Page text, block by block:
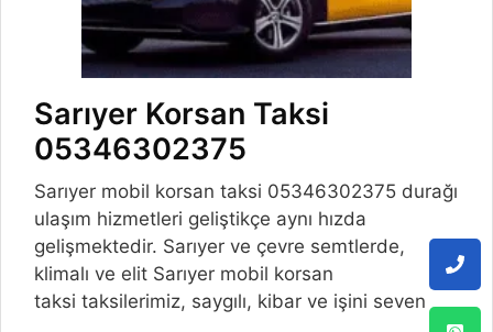
Sarıyer Korsan Taksi
05346302375
Sarıyer mobil korsan taksi 05346302375 durağı
ulaşım hizmetleri geliştikçe aynı hızda
gelişmektedir. Sarıyer ve çevre semtlerde,
klimalı ve elit Sarıyer mobil korsan
taksi taksilerimiz, saygılı, kibar ve işini seven